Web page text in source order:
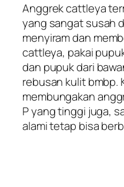
Anggrek cattleya
yang sangat susah
menyiram dan
cattleya, pakai
dan pupuk dari
rebusan kulit bmbp.
membungakan
P yang tinggi juga,
alami tetap bisa